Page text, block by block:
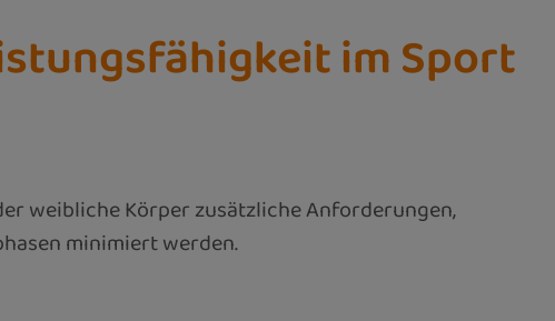
im Sport
weibliche Körper zusätzliche Anforderungen,
minimiert werden.